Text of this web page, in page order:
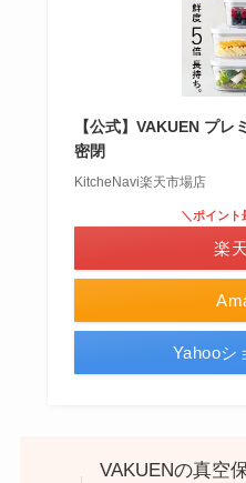
【公式】VAKUEN プレ
密閉
KitcheNavi楽天市場店
＼ポイント
楽
Yahooシ
VAKUENの真空